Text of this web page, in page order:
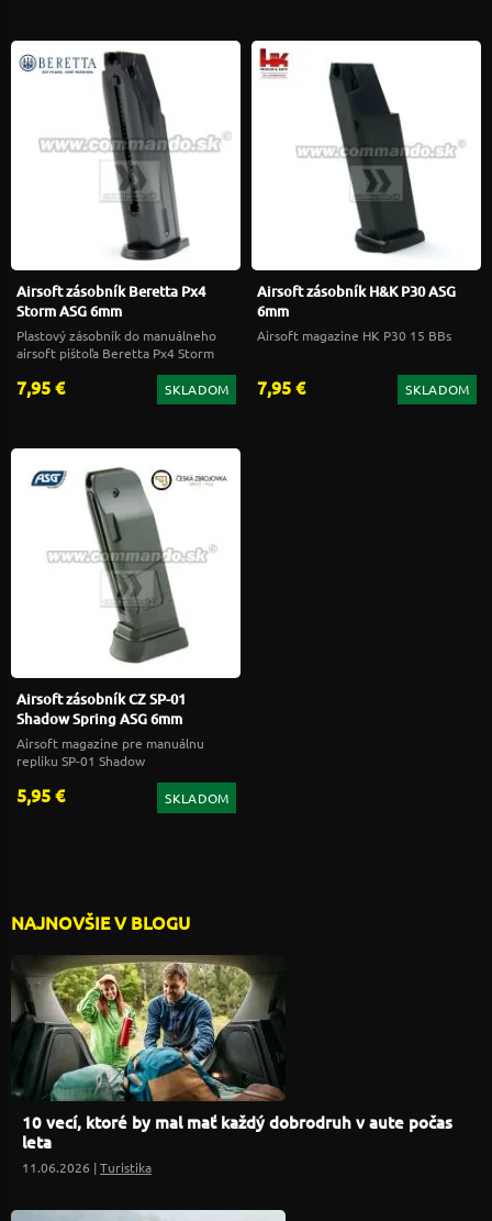
Airsoft zásobník Beretta Px4
Storm ASG 6mm
Plastový zásobník do manuálneho
airsoft pištoľa Beretta Px4 Storm
7,95 € SKLADOM
Airsoft zásobník H&K P30 ASG
6mm
Airsoft magazine HK P30 15 BBs
7,95 € SKLADOM
Airsoft zásobník CZ SP-01
Shadow Spring ASG 6mm
Airsoft magazine pre manuálnu
repliku SP-01 Shadow
5,95 € SKLADOM
NAJNOVŠIE V BLOGU
10 vecí, ktoré by mal mať každý dobrodruh v aute počas
leta
11.06.2026 |Turistika